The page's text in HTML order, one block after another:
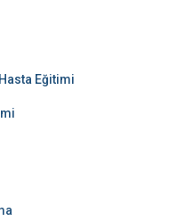
Eğitimi